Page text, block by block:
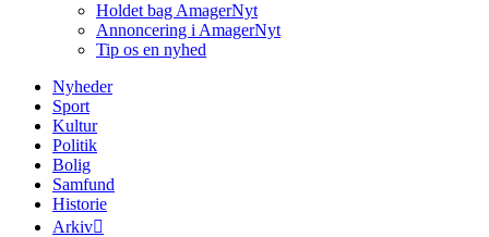
Holdet bag AmagerNyt
Annoncering i AmagerNyt
Tip os en nyhed
Nyheder
Sport
Kultur
Politik
Bolig
Samfund
Historie
Arkiv